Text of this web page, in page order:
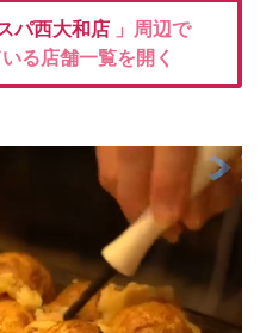
パ西大和店 」周辺で
る店舗一覧を開く